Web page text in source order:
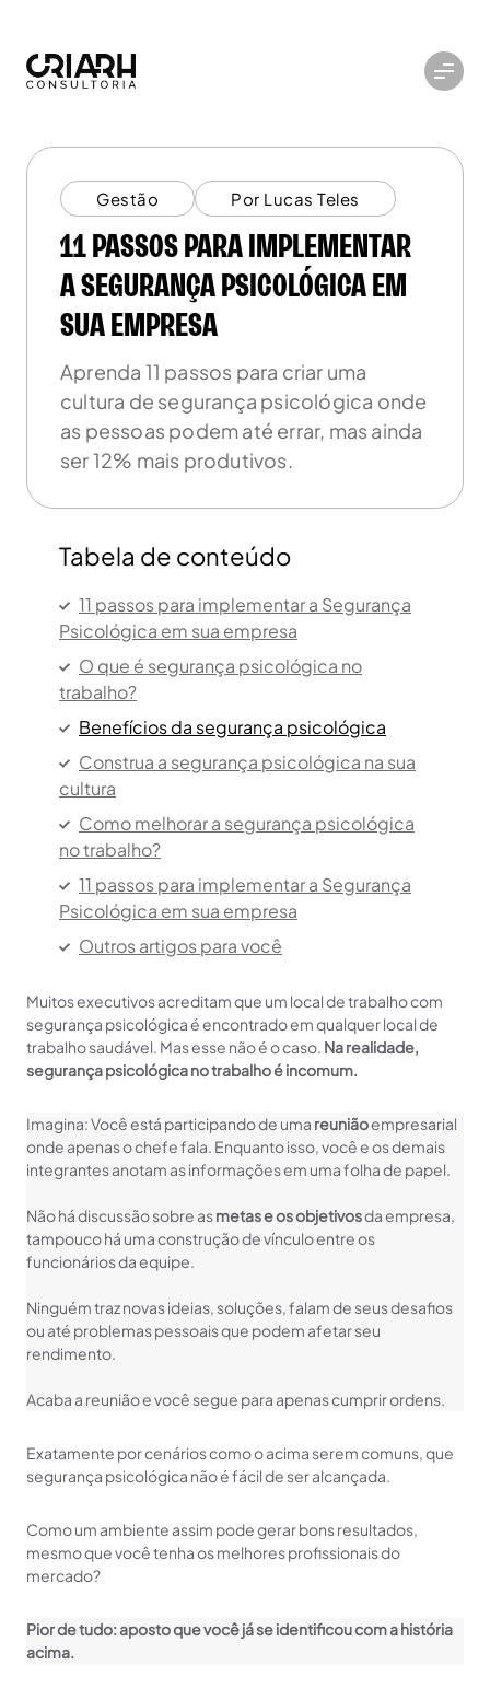
Gestão Por Lucas Teles
11 PASSOS PARA IMPLEMENTAR
A SEGURANÇA PSICOLÓGICA EM
SUA EMPRESA
Aprenda 11 passos para criar uma
cultura de segurança psicológica onde
as pessoas podem até errar, mas ainda
ser 12% mais produtivos.
Tabela de conteúdo
11 passos para implementar a Segurança
Psicológica em sua empresa
O que é segurança psicológica no
trabalho?
Benefícios da segurança psicológica
Construa a segurança psicológica na sua
cultura
Como melhorar a segurança psicológica
no trabalho?
11 passos para implementar a Segurança
Psicológica em sua empresa
Outros artigos para você
Muitos executivos acreditam que um local de trabalho com
segurança psicológica é encontrado em qualquer local de
trabalho saudável. Mas esse não é o caso. Na realidade,
segurança psicológica no trabalho é incomum.
Imagina: Você está participando de uma reuniãoempresarial
onde apenas o chefe fala. Enquanto isso, você e os demais
integrantes anotam as informações em uma folha de papel.
Não há discussão sobre asmetas e os objetivosda empresa,
tampouco há uma construção de vínculo entre os
funcionários da equipe.
Ninguém traz novas ideias, soluções, falam de seus desafios
ou até problemas pessoais que podem afetar seu
rendimento.
Acaba a reunião e você segue para apenas cumprir ordens.
Exatamente por cenários como o acima serem comuns, que
segurança psicológica não é fácil de ser alcançada.
Como um ambiente assim pode gerar bons resultados,
mesmo que você tenha os melhores profissionais do
mercado?
Pior de tudo: aposto que você já se identificou com a história
acima.